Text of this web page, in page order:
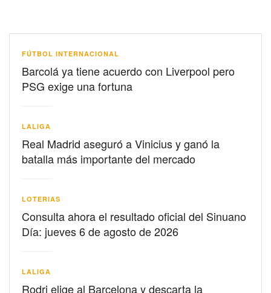
FÚTBOL INTERNACIONAL
Barcolá ya tiene acuerdo con Liverpool pero
PSG exige una fortuna
LALIGA
Real Madrid aseguró a Vinicius y ganó la
batalla más importante del mercado
LOTERIAS
Consulta ahora el resultado oficial del Sinuano
Día: jueves 6 de agosto de 2026
LALIGA
Rodri elige al Barcelona y descarta la